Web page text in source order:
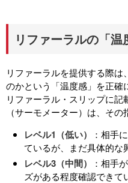
リファーラルの「
リファーラルを提供する際
のかという「温度感」を正
リファーラル・スリップに
（サーモメーター）は、その
レベル1（低い）
：相手
ているが、まだ具体的な
レベル3（中間）
：相手
ズがある程度確認できて